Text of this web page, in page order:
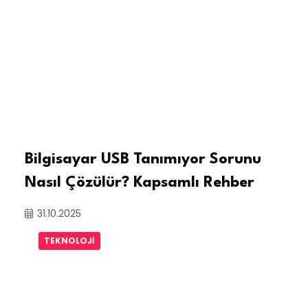
Bilgisayar USB Tanımıyor Sorunu
Nasıl Çözülür? Kapsamlı Rehber
31.10.2025
TEKNOLOJI